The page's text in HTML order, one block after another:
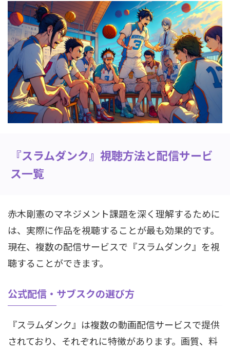
『スラムダンク』視聴方法と配信サービ
ス一覧
赤木剛憲のマネジメント課題を深く理解するために
は、実際に作品を視聴することが最も効果的です。
現在、複数の配信サービスで『スラムダンク』を視
聴することができます。
公式配信・サブスクの選び方
『スラムダンク』は複数の動画配信サービスで提供
されており、それぞれに特徴があります。画質、料